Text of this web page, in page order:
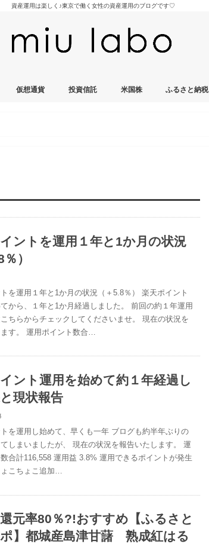
資産運用は楽しく♪東京で働く女性の資産運用のブログです♡
仮想通貨 投資信託 米国株 ふるさと納税
ントを運用１年と1か月の状況
％）
を運用１年と1か月の状況（＋5.8％） 楽天ポイント
から、１年と1か月経過しました。 前回の約１年運用
ちらからチェックしてくださいませ。 現在の状況を
す。 運用ポイント数合…
ント運用を始めて約１年経過し
現状報告
を運用し始めて、早くも一年 ブログも約半年ぶりの
しまいましたが、 現在の状況を報告いたします。 運
合計116,558 運用益 3.8% 運用できるポイントが発生
ょこちょこ追加…
元率80％?!おすすめ【ふるさと
】都城産島津甘藷 熟成紅はる